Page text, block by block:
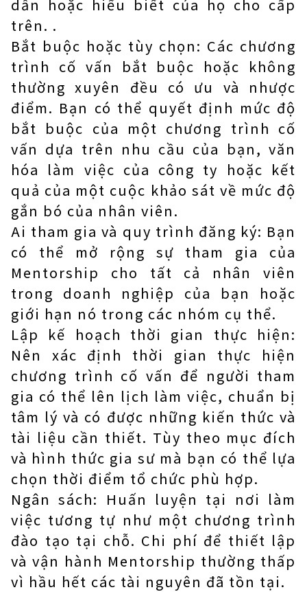
dẫn hoặc hiểu biết của họ cho cấp
trên. .
Bắt buộc hoặc tùy chọn: Các chương
trình cố vấn bắt buộc hoặc không
thường xuyên đều có ưu và nhược
điểm. Bạn có thể quyết định mức độ
bắt buộc của một chương trình cố
vấn dựa trên nhu cầu của bạn, văn
hóa làm việc của công ty hoặc kết
quả của một cuộc khảo sát về mức độ
gắn bó của nhân viên.
Ai tham gia và quy trình đăng ký: Bạn
có thể mở rộng sự tham gia của
Mentorship cho tất cả nhân viên
trong doanh nghiệp của bạn hoặc
giới hạn nó trong các nhóm cụ thể.
Lập kế hoạch thời gian thực hiện:
Nên xác định thời gian thực hiện
chương trình cố vấn để người tham
gia có thể lên lịch làm việc, chuẩn bị
tâm lý và có được những kiến ​​thức và
tài liệu cần thiết. Tùy theo mục đích
và hình thức gia sư mà bạn có thể lựa
chọn thời điểm tổ chức phù hợp.
Ngân sách: Huấn luyện tại nơi làm
việc tương tự như một chương trình
đào tạo tại chỗ. Chi phí để thiết lập
và vận hành Mentorship thường thấp
vì hầu hết các tài nguyên đã tồn tại.